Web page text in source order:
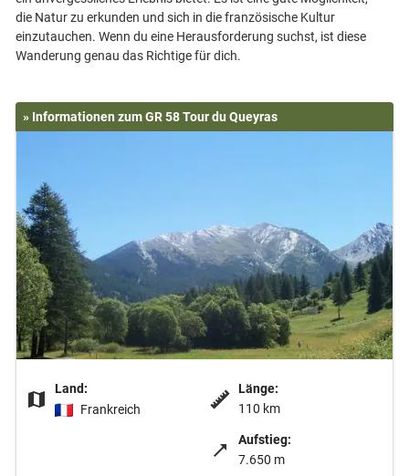
die Natur zu erkunden und sich in die französische Kultur
einzutauchen. Wenn du eine Herausforderung suchst, ist diese
» Informationen zum GR 58 Tour du Queyras
Land:
Frankreich
Länge:
110 km
Aufstieg:
7.650 m